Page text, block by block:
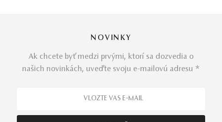
NOVINKY
Ak chcete byť medzi prvými, ktorí sa dozvedia o
našich novinkách, uveďte svoju e-mailovú adresu *